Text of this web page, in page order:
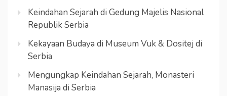
Keindahan Sejarah di Gedung Majelis Nasional
Republik Serbia
Kekayaan Budaya di Museum Vuk & Dositej di
Serbia
Mengungkap Keindahan Sejarah, Monasteri
Manasija di Serbia